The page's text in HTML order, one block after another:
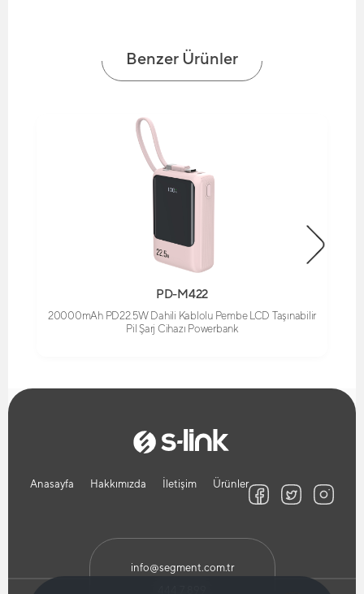
Benzer Ürünler
PD-M422
20000mAh PD22.5W Dahili Kablolu Pembe LCD Taşınabilir
Pil Şarj Cihazı Powerbank
Anasayfa Hakkımızda İletişim Ürünler
info@segment.com.tr